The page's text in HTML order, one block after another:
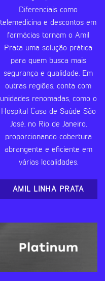
Diferenciais como
telemedicina e descontos em
farmácias tornam o Amil
Prata uma solução prática
para quem busca mais
segurança e qualidade. Em
outras regiões, conta com
unidades renomadas, como o
Hospital Casa de Saúde São
José, no Rio de Janeiro,
proporcionando cobertura
abrangente e eficiente em
várias localidades.
AMIL LINHA PRATA